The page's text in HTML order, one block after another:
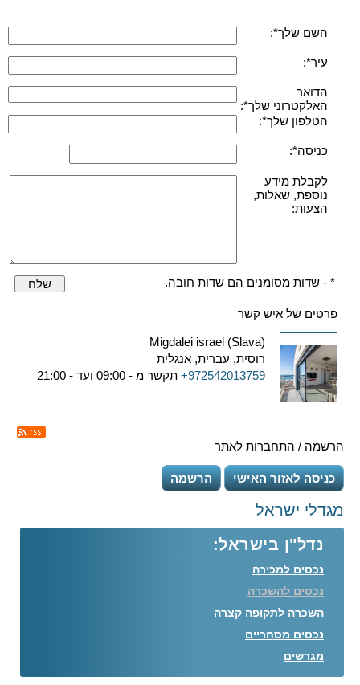
השם שלך*:
עיר*:
הדואר
האלקטרוני שלך*:
הטלפון שלך*:
כניסה*:
לקבלת מידע
נוספת, שאלות,
הצעות:
* - שדות מסומנים הם שדות חובה. שלח
פרטים של איש קשר
Migdalei israel (Slava)
רוסית, עברית, אנגלית
+972542013759 תקשר מ - 09:00 ועד - 21:00
הרשמה / התחברות לאתר
כניסה לאזור האישי הרשמה
מגדלי ישראל
נדל"ן בישראל:
נכסים למכירה
נכסים להשכרה
השכרה לתקופה קצרה
נכסים מסחריים
מגרשים